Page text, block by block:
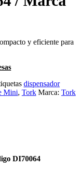
y eficiente para
dispensador
Mini, Tork Marca: Tork
DI70064